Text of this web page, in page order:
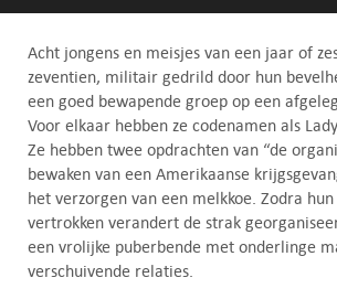
Acht jongens en meisjes van een jaar of
zeventien, militair gedrild door hun
een goed bewapende groep op een
Voor elkaar hebben ze codenamen als
Ze hebben twee opdrachten van “de
bewaken van een Amerikaanse
het verzorgen van een melkkoe. Zodra
vertrokken verandert de strak
een vrolijke puberbende met onderlinge
verschuivende relaties.